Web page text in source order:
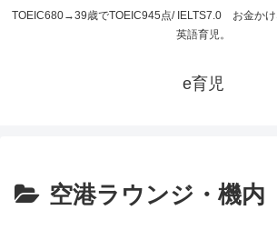
TOEIC680→39歳でTOEIC945点/ IELTS7.0 お金かけ
英語育児。
e育児
空港ラウンジ・機内